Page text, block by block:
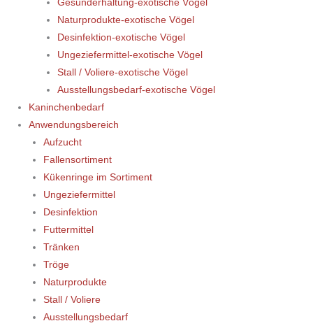
Gesunderhaltung-exotische Vögel
Naturprodukte-exotische Vögel
Desinfektion-exotische Vögel
Ungeziefermittel-exotische Vögel
Stall / Voliere-exotische Vögel
Ausstellungsbedarf-exotische Vögel
Kaninchenbedarf
Anwendungsbereich
Aufzucht
Fallensortiment
Kükenringe im Sortiment
Ungeziefermittel
Desinfektion
Futtermittel
Tränken
Tröge
Naturprodukte
Stall / Voliere
Ausstellungsbedarf